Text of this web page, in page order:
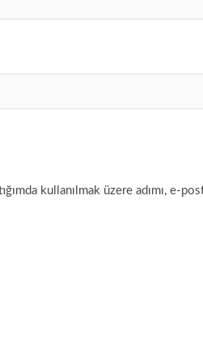
kullanılmak üzere adımı, e-